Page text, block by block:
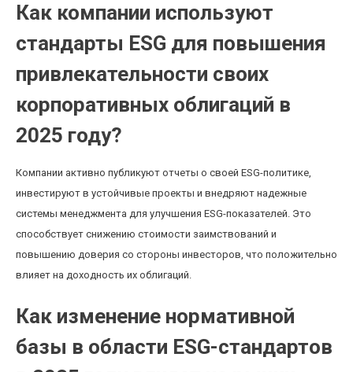
Как компании используют
стандарты ESG для повышения
привлекательности своих
корпоративных облигаций в
2025 году?
Компании активно публикуют отчеты о своей ESG-политике,
инвестируют в устойчивые проекты и внедряют надежные
системы менеджмента для улучшения ESG-показателей. Это
способствует снижению стоимости заимствований и
повышению доверия со стороны инвесторов, что положительно
влияет на доходность их облигаций.
Как изменение нормативной
базы в области ESG-стандартов